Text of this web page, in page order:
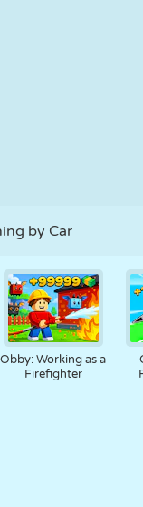
by Car
Obby: Working as a
Firefighter